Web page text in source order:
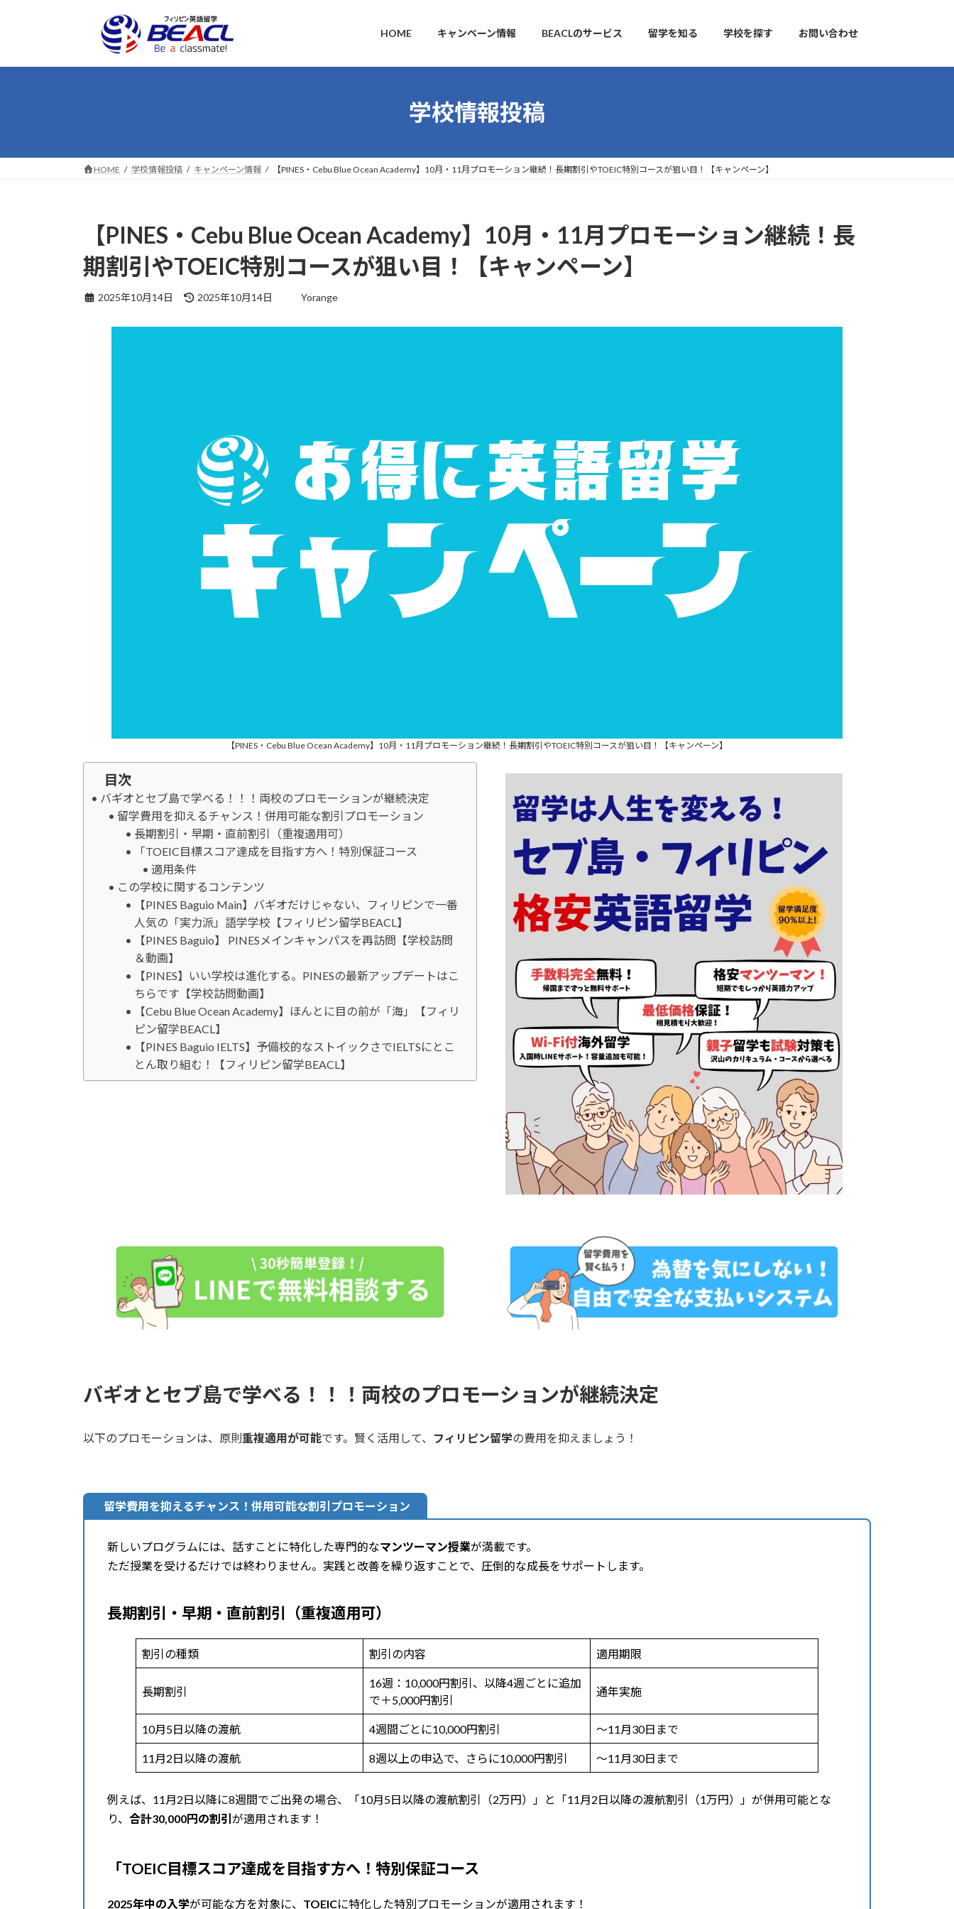
プ
動
HOME キャンペーン情報 BEACLのサービス 留学を知る 学校を探す お問い合わせ
学校情報投稿
HOME 学校情報投稿 キャンペーン情報 【PINES・Cebu Blue Ocean Academy】10月・11月プロモーション継続！長期割引やTOEIC特別コースが狙い目！【キャンペーン】
【PINES・Cebu Blue Ocean Academy】10月・11月プロモーション継続！長
期割引やTOEIC特別コースが狙い目！【キャンペーン】
2025年10月14日
最
2025年10月14日 Yorange
【PINES・Cebu Blue Ocean Academy】10月・11月プロモーション継続！長期割引やTOEIC特別コースが狙い目！【キャンペーン】
目次
バギオとセブ島で学べる！！！両校のプロモーションが継続決定
留学費用を抑えるチャンス！併用可能な割引プロモーション
長期割引・早期・直前割引（重複適用可）
「TOEIC目標スコア達成を目指す方へ！特別保証コース
適用条件
この学校に関するコンテンツ
【PINES Baguio Main】バギオだけじゃない、フィリピンで一番
人気の「実力派」語学学校【フィリピン留学BEACL】
【PINES Baguio】 PINESメインキャンパスを再訪問【学校訪問
＆動画】
【PINES】いい学校は進化する。PINESの最新アップデートはこ
ちらです【学校訪問動画】
【Cebu Blue Ocean Academy】ほんとに目の前が「海」【フィリ
ピン留学BEACL】
【PINES Baguio IELTS】予備校的なストイックさでIELTSにとこ
とん取り組む！【フィリピン留学BEACL】
バギオとセブ島で学べる！！！両校のプロモーションが継続決定
以下のプロモーションは、原則重複適用が可能です。賢く活用して、 フィリピン留学の費用を抑えましょう！
留学費用を抑えるチャンス！併用可能な割引プロモーション
新しいプログラムには、話すことに特化した専門的なマンツーマン授業が満載です。
ただ授業を受けるだけでは終わりません。実践と改善を繰り返すことで、圧倒的な成長をサポートします。
長期割引・早期・直前割引（重複適用可）
割引の種類 割引の内容 適用期限
長期割引
16週：10,000円割引、以降4週ごとに追加
で＋5,000円割引
通年実施
10月5日以降の渡航 4週間ごとに10,000円割引 〜11月30日まで
11月2日以降の渡航 8週以上の申込で、さらに10,000円割引 〜11月30日まで
例えば、11月2日以降に8週間でご出発の場合、「10月5日以降の渡航割引（2万円）」と「11月2日以降の渡航割引（1万円）」が併用可能とな
り、 合計30,000円の割引が適用されます！
「TOEIC目標スコア達成を目指す方へ！特別保証コース
2025年中の入学が可能な方を対象に、 TOEICに特化した特別プロモーションが適用されます！